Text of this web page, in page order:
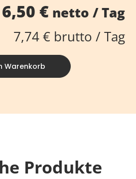
6,50 €netto / Tag
7,74 €brutto / Tag
Warenkorb
Produkte